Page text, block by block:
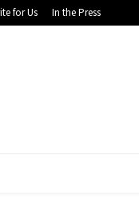
for Us In the Press